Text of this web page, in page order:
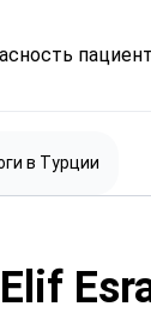
в Турции
Elif